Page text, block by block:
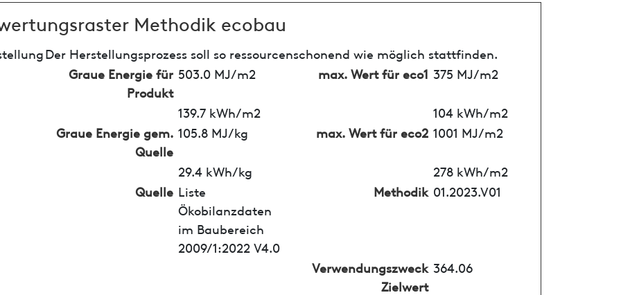
Methodik ecobau
Der Herstellungsprozess soll so ressourcenschonend wie möglich stattfinden.
Graue Energie für
Produkt
503.0 MJ/m2 max. Wert für eco1 375 MJ/m2
139.7 kWh/m2
104 kWh/m2
Graue Energie gem.
Quelle
105.8 MJ/kg max. Wert für eco2 1001 MJ/m2
29.4 kWh/kg
278 kWh/m2
Quelle Liste
Ökobilanzdaten
im Baubereich
2009/1:2022 V4.0
Methodik 01.2023.V01
Verwendungszweck
Zielwert
364.06